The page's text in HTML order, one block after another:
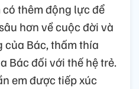
thêm động lực để
hơn về cuộc đời và
của Bác, thấm thía
Bác đối với thế hệ trẻ.
em được tiếp xúc